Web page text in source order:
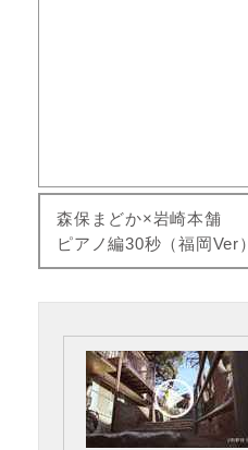
森保まどか×岩崎本舗
ピアノ編30秒（福岡Ver）